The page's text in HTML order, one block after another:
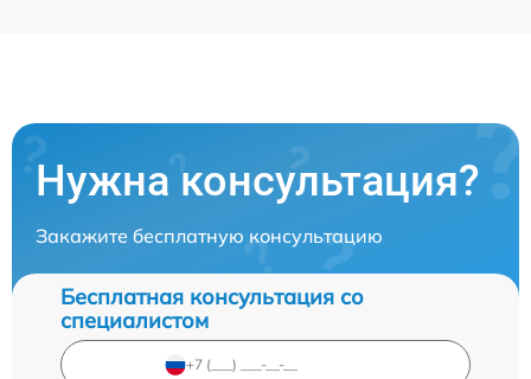
Нужна консультация?
Закажите бесплатную консультацию
Бесплатная консультация со
специалистом